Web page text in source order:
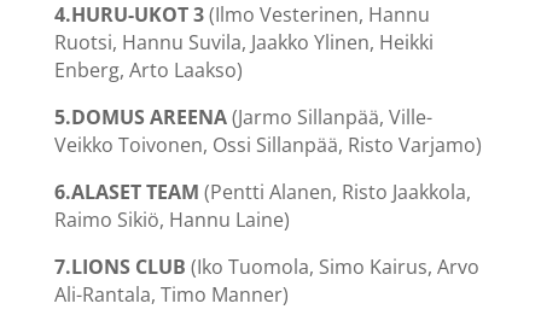
4.HURU-UKOT 3(Ilmo Vesterinen, Hannu
Ruotsi, Hannu Suvila, Jaakko Ylinen, Heikki
Enberg, Arto Laakso)
5.DOMUS AREENA(Jarmo Sillanpää, Ville-
Veikko Toivonen, Ossi Sillanpää, Risto Varjamo)
6.ALASET TEAM (Pentti Alanen, Risto Jaakkola,
Raimo Sikiö, Hannu Laine)
7.LIONS CLUB (Iko Tuomola, Simo Kairus, Arvo
Ali-Rantala, Timo Manner)